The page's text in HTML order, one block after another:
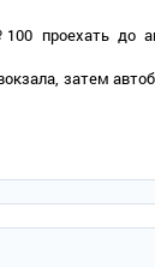
набор
халат,
проехать до
затем